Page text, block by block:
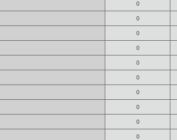
0
0
0
0
0
0
0
0
0
0